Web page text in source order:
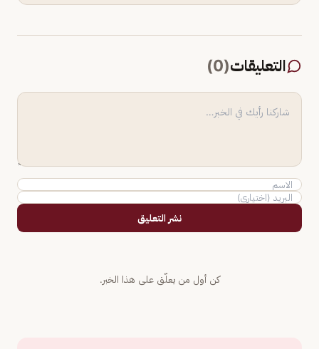
التعليقات(
0
)
نشر التعليق
كن أول من يعلّق على هذا الخبر.